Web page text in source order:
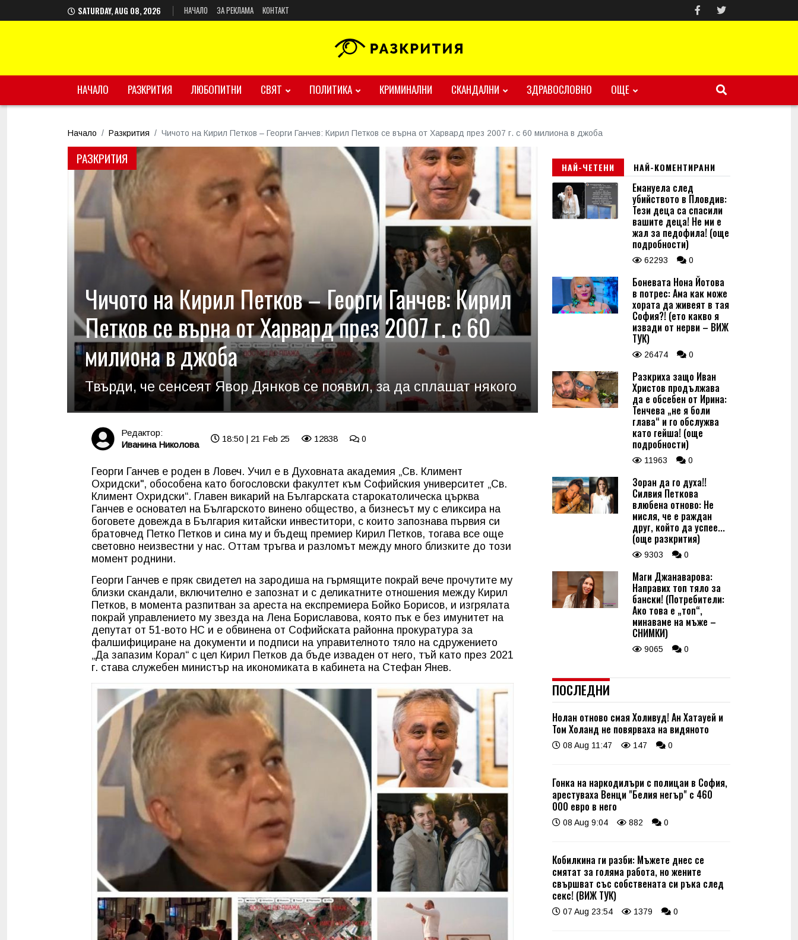
SATURDAY, AUG 08, 2026 НАЧАЛО ЗА РЕКЛАМА КОНТАКТ
НАЧАЛО РАЗКРИТИЯ ЛЮБОПИТНИ СВЯТ ПОЛИТИКА КРИМИНАЛНИ СКАНДАЛНИ ЗДРАВОСЛОВНО ОЩЕ
Начало Разкрития Чичото на Кирил Петков – Георги Ганчев: Кирил Петков се върна от Харвард през 2007 г. с 60 милиона в джоба
РАЗКРИТИЯ
Чичото на Кирил Петков – Георги Ганчев: Кирил
Петков се върна от Харвард през 2007 г. с 60
милиона в джоба
Твърди, че сенсеят Явор Дянков се появил, за да сплашат някого
Редактор:
Иванина Николова
18:50 | 21 Feb 25 12838 0
Георги Ганчев е роден в Ловеч. Учил е в Духовната академия „Св. Климент
Охридски", обособена като богословски факултет към Софийския университет „Св.
Климент Охридски“. Главен викарий на Българската старокатолическа църква
Ганчев е основател на Българското винено общество, а бизнесът му с еликсира на
боговете довежда в България китайски инвеститори, с които запознава първия си
братовчед Петко Петков и сина му и бъдещ премиер Кирил Петков, тогава все още
световно неизвестни у нас. Оттам тръгва и разломът между много близките до този
момент роднини.
Георги Ганчев е пряк свидетел на зародиша на гърмящите покрай вече прочутите му
близки скандали, включително е запознат и с деликатните отношения между Кирил
Петков, в момента разпитван за ареста на експремиера Бойко Борисов, и изгрялата
покрай управлението му звезда на Лена Бориславова, която пък е без имунитет на
депутат от 51-вото НС и е обвинена от Софийската районна прокуратура за
фалшифициране на документи и подписи на управителното тяло на сдружението
„Да запазим Корал“ с цел Кирил Петков да бъде изваден от него, тъй като през 2021
г. става служебен министър на икономиката в кабинета на Стефан Янев.
НАЙ-ЧЕТЕНИ НАЙ-КОМЕНТИРАНИ
Емануела след
убийството в Пловдив:
Тези деца са спасили
вашите деца! Не ми е
жал за педофила! (още
подробности)
62293 0
Боневата Нона Йотова
в потрес: Ама как може
хората да живеят в тая
София?! (ето какво я
извади от нерви – ВИЖ
ТУК)
26474 0
Разкриха защо Иван
Христов продължава
да е обсебен от Ирина:
Тенчева „не я боли
глава“ и го обслужва
като гейша! (още
подробности)
11963 0
Зоран да го духа!!
Силвия Петкова
влюбена отново: Не
мисля, че е раждан
друг, който да успее...
(още разкрития)
9303 0
Маги Джанаварова:
Направих топ тяло за
бански! (Потребители:
Ако това е „топ“,
минаваме на мъже –
СНИМКИ)
9065 0
ПОСЛЕДНИ
Нолан отново смая Холивуд! Ан Хатауей и
Том Холанд не повярваха на видяното
08 Aug 11:47 147 0
Гонка на наркодилъри с полицаи в София,
арестуваха Венци "Белия негър" с 460
000 евро в него
08 Aug 9:04 882 0
Кобилкина ги разби: Мъжете днес се
смятат за голяма работа, но жените
свършват със собствената си ръка след
секс! (ВИЖ ТУК)
07 Aug 23:54 1379 0